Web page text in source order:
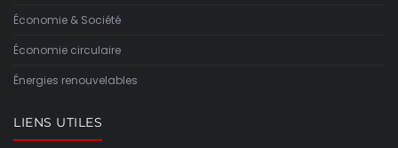
Économie & Société
Économie circulaire
Énergies renouvelables
LIENS UTILES